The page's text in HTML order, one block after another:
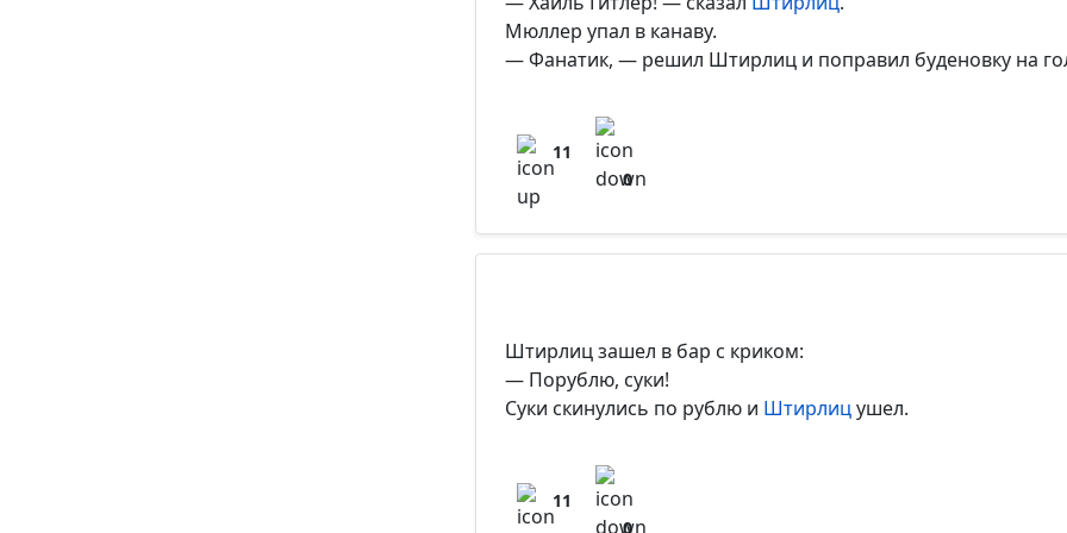
Мюллер упал в канаву.
— Фанатик, — решил Штирлиц и поправил буденовку на
11
0
Штирлиц зашел в бар с криком:
— Порублю, суки!
Суки скинулись по рублю и Штирлицушел.
11
0